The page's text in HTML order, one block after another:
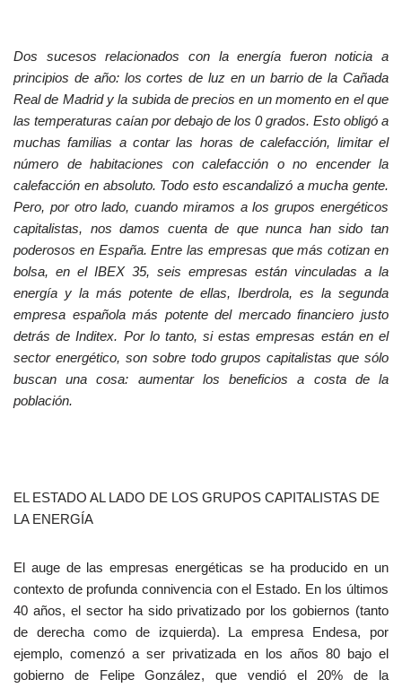
Dos sucesos relacionados con la energía fueron noticia a
principios de año: los cortes de luz en un barrio de la Cañada
Real de Madrid y la subida de precios en un momento en el que
las temperaturas caían por debajo de los 0 grados. Esto obligó a
muchas familias a contar las horas de calefacción, limitar el
número de habitaciones con calefacción o no encender la
calefacción en absoluto. Todo esto escandalizó a mucha gente.
Pero, por otro lado, cuando miramos a los grupos energéticos
capitalistas, nos damos cuenta de que nunca han sido tan
poderosos en España. Entre las empresas que más cotizan en
bolsa, en el IBEX 35, seis empresas están vinculadas a la
energía y la más potente de ellas, Iberdrola, es la segunda
empresa española más potente del mercado financiero justo
detrás de Inditex. Por lo tanto, si estas empresas están en el
sector energético, son sobre todo grupos capitalistas que sólo
buscan una cosa: aumentar los beneficios a costa de la
población.
EL ESTADO AL LADO DE LOS GRUPOS CAPITALISTAS DE
LA ENERGÍA
El auge de las empresas energéticas se ha producido en un
contexto de profunda connivencia con el Estado. En los últimos
40 años, el sector ha sido privatizado por los gobiernos (tanto
de derecha como de izquierda). La empresa Endesa, por
ejemplo, comenzó a ser privatizada en los años 80 bajo el
gobierno de Felipe González, que vendió el 20% de la